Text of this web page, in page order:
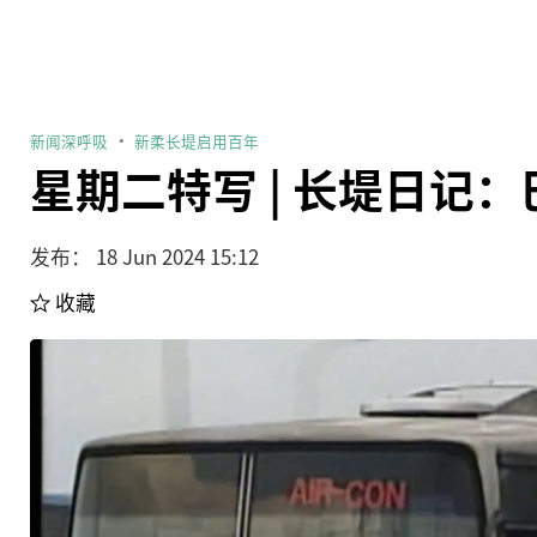
星期二特写 | 长堤日记：
新闻深呼吸 新柔长堤启用百年
发布： 18 Jun 2024 15:12
收藏